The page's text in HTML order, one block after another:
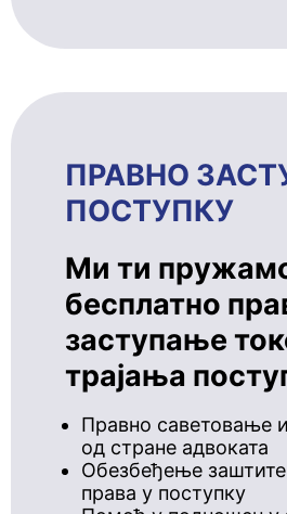
ПРАВНО
ПОСТУПКУ
Ми ти
бесплатно
заступање
трајања
Правно саветовање
од стране адвоката
Обезбеђење заштите
права у поступку